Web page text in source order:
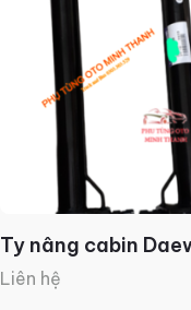
Ty nâng cabin
Liên hệ